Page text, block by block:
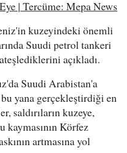
| Tercüme: Mepa News
kuzeyindeki önemli
Suudi petrol tankeri
açıkladı.
Suudi Arabistan'a
yana gerçekleştirdiği en
saldırıların kuzeye,
kaymasının Körfez
artmasına yol